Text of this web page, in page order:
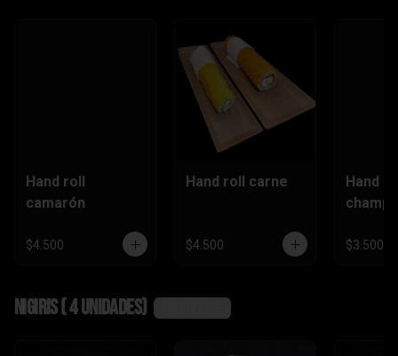
Hand roll
camarón
$4.500
Hand roll carne
$4.500
Hand
$3.500
Nigiris ( 4 unidades)